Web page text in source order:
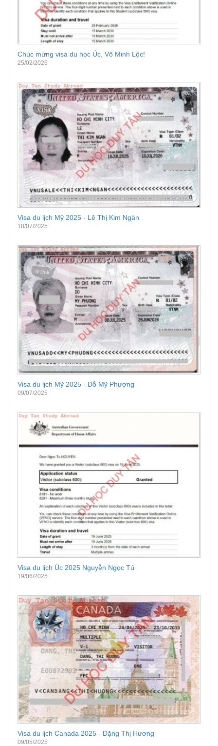
Chúc mừng visa du học Úc, Võ Minh Lộc!
25/02/2026
Visa du lịch Mỹ 2025 - Lê Thị Kim Ngàn
18/07/2025
Visa du lịch Mỹ 2025 - Đỗ Mỹ Phượng
09/07/2025
Visa du lịch Úc 2025 Nguyễn Ngọc Tú
19/06/2025
Visa du lịch Canada 2025 - Đặng Thị Hương
09/05/2025